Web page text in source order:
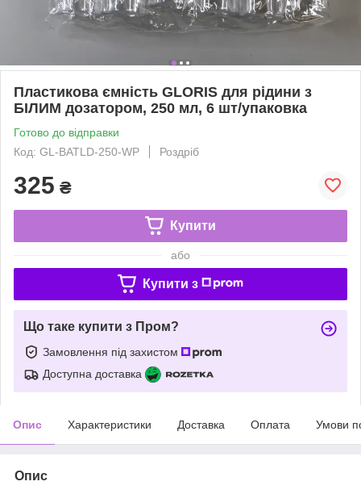
Пластикова ємність GLORIS для рідини з
БІЛИМ дозатором, 250 мл, 6 шт/упаковка
Готово до відправки
Код: GL-BATLD-250-WP
Роздріб
325 ₴
Купити
або
Купити з
Що таке купити з Пром?
Замовлення під захистом
Доступна доставка
Опис Характеристики Доставка Оплата Умови
Опис